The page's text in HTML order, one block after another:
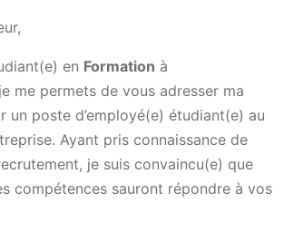
en Formation à
me permets de vous adresser ma
un poste d’employé(e) étudiant(e) au
Ayant pris connaissance de
je suis convaincu(e) que
compétences sauront répondre à vos